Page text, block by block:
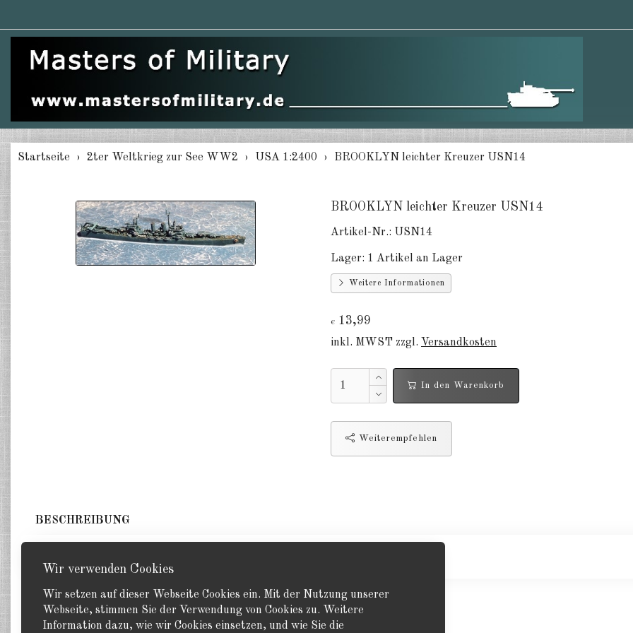
Wir verwenden Cookies
Wir setzen auf dieser Webseite Cookies ein. Mit der Nutzung unserer
Webseite, stimmen Sie der Verwendung von Cookies zu. Weitere
Information dazu, wie wir Cookies einsetzen, und wie Sie die
Startseite 2ter Weltkrieg zur See WW2 USA 1:2400 BROOKLYN leichter Kreuzer USN14
BROOKLYN leichter Kreuzer USN14
Artikel-Nr.: USN14
Lager: 1 Artikel an Lager
Weitere Informationen
€ 13,99
inkl. MWST zzgl. Versandkosten
In den Warenkorb
Weiterempfehlen
BESCHREIBUNG